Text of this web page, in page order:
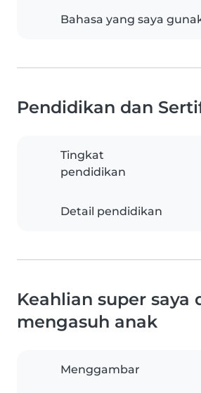
Bahasa yang saya
Pendidikan dan
Tingkat
pendidikan
Detail pendidikan
Keahlian super saya
mengasuh anak
Menggambar